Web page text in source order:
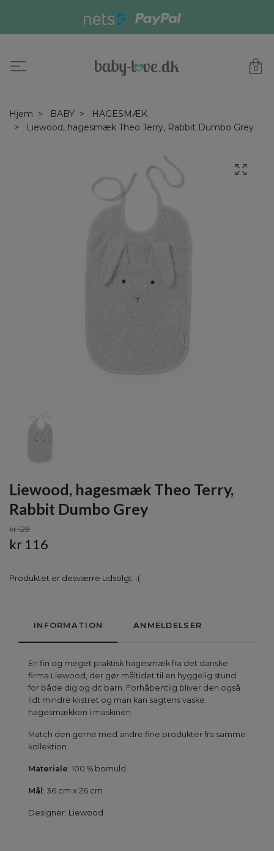
0
Hjem BABY
HAGESMÆK
Liewood, hagesmæk Theo Terry, Rabbit Dumbo Grey
Liewood, hagesmæk Theo Terry,
Rabbit Dumbo Grey
kr 129
kr 116
Produktet er desværre udsolgt. :(
INFORMATION ANMELDELSER
En fin og meget praktisk hagesmæk fra det danske
firma Liewood, der gør måltidet til en hyggelig stund
for både dig og dit barn. Forhåbentlig bliver den også
lidt mindre klistret og man kan sagtens vaske
hagesmækken i maskinen.
Match den gerne med andre fine produkter fra samme
kollektion.
Materiale: 100 % bomuld
Mål : 36 cm x 26 cm
Designer: Liewood